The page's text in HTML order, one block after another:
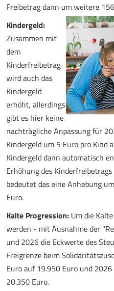
Freibetrag dann um weitere
Kindergeld:
Zusammen mit
dem
Kinderfreibetrag
wird auch das
Kindergeld
erhöht, allerdings
gibt es hier keine
nachträgliche Anpassung für
Kindergeld um 5 Euro pro Kind
Kindergeld dann automatisch
Erhöhung des
bedeutet das eine Anhebung
Euro.
Kalte Progression: Um die
werden - mit Ausnahme der
und 2026 die Eckwerte des
Freigrenze beim
Euro auf 19.950 Euro und
20.350 Euro.